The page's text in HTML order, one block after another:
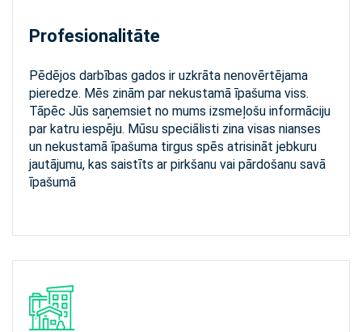
Profesionalitāte
Pēdējos darbības gados ir uzkrāta nenovērtējama
pieredze. Mēs zinām par nekustamā īpašuma viss.
Tāpēc Jūs saņemsiet no mums izsmeļošu informāciju
par katru iespēju. Mūsu speciālisti zina visas nianses
un nekustamā īpašuma tirgus spēs atrisināt jebkuru
jautājumu, kas saistīts ar pirkšanu vai pārdošanu savā
īpašumā